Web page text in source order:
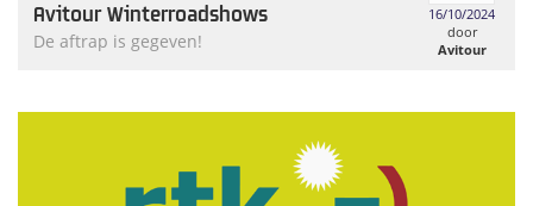
Avitour Winterroadshows
De aftrap is gegeven!
16/10/2024
door
Avitour